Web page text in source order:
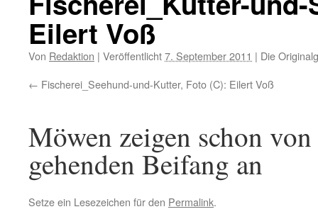
Eilert Voß
Von Redaktion | Veröffentlicht7. September 2011 | Die
Fischerei_Seehund-und-Kutter, Foto (C): Eilert Voß
Möwen zeigen schon
gehenden Beifang an
Setze ein Lesezeichen für den Permalink.